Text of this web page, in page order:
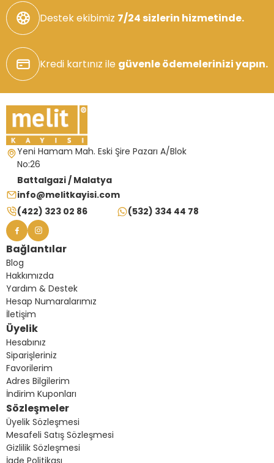
Destek ekibimiz 7/24 sizlerin hizmetinde.
Kredi kartınız ile güvenle ödemelerinizi yapın.
Yeni Hamam Mah. Eski Şire Pazarı A/Blok
No:26
Battalgazi / Malatya
info@melitkayisi.com
(422) 323 02 86
(532) 334 44 78
Bağlantılar
Blog
Hakkımızda
Yardım & Destek
Hesap Numaralarımız
İletişim
Üyelik
Hesabınız
Siparişleriniz
Favorilerim
Adres Bilgilerim
İndirim Kuponları
Sözleşmeler
Üyelik Sözleşmesi
Mesafeli Satış Sözleşmesi
Gizlilik Sözleşmesi
İade Politikası